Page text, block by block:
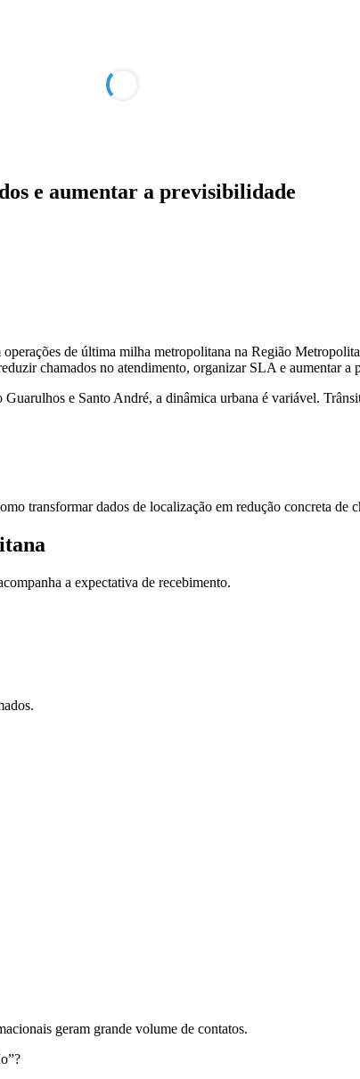
e aumentar a previsibilidade
de última milha metropolitana na Região
chamados no atendimento, organizar SLA e aumentar
e Santo André, a dinâmica urbana é variável.
transformar dados de localização em redução concreta de
a expectativa de recebimento.
geram grande volume de contatos.